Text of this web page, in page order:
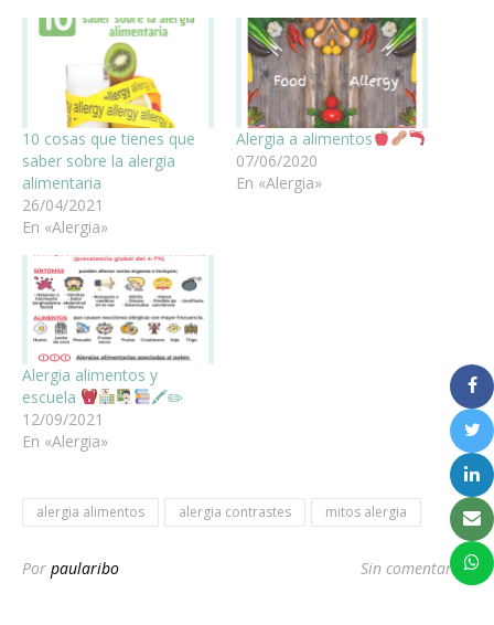
10 cosas que tienes que
saber sobre la alergia
alimentaria
26/04/2021
En «Alergia»
Alergia a alimentos
07/06/2020
En «Alergia»
Alergia alimentos y
escuela
🖍✏
12/09/2021
En «Alergia»
alergia alimentos alergia contrastes mitos alergia
Por paularibo Sin comentarios